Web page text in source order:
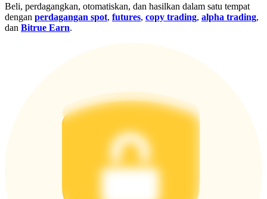
Beli, perdagangkan, otomatiskan, dan hasilkan dalam satu tempat
dengan perdagangan spot, futures, copy trading, alpha trading,
dan Bitrue Earn.